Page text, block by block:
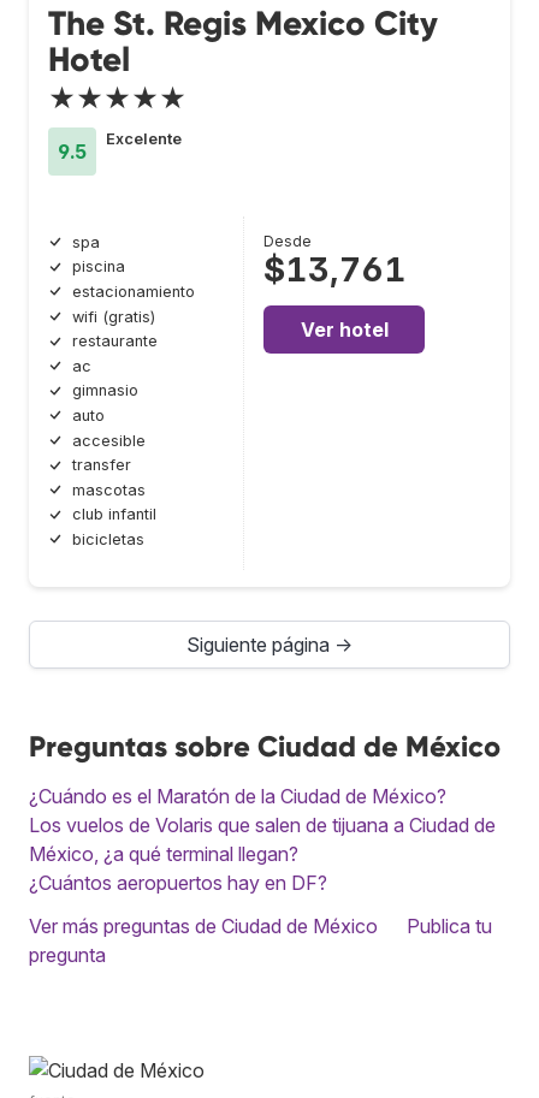
The St. Regis Mexico City
Hotel
★★★★★
9.5
Excelente
spa
piscina
estacionamiento
wifi (gratis)
restaurante
ac
gimnasio
auto
accesible
transfer
mascotas
club infantil
bicicletas
Desde
$13,761
Ver hotel
Siguiente página →
Preguntas sobre Ciudad de México
¿Cuándo es el Maratón de la Ciudad de México?
Los vuelos de Volaris que salen de tijuana a Ciudad de
México, ¿a qué terminal llegan?
¿Cuántos aeropuertos hay en DF?
Ver más preguntas de Ciudad de México
Publica tu
pregunta